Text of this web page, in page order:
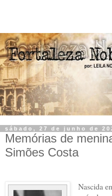
sábado, 27 de junho de
Memórias de
Simões Costa
Nascida